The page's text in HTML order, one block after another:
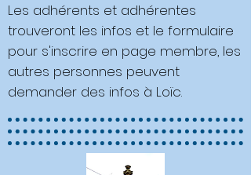
Les adhérents et adhérentes
trouveront les infos et le formulaire
pour s'inscrire en page membre, les
autres personnes peuvent
demander des infos à Loïc.